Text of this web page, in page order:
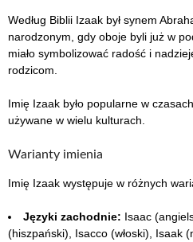
Według Biblii Izaak był synem
narodzonym, gdy oboje byli już w
miało symbolizować radość i
rodzicom.
Imię Izaak było popularne w
używane w wielu kulturach.
Warianty imienia
Imię Izaak występuje w różnych
Języki zachodnie: Isaac
(hiszpański), Isacco (włoski), Isaak